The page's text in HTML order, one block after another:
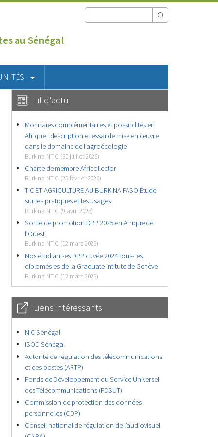
au Sénégal
Fil d'actu
Monnaies complémentaires et possibilités en
Afrique : description et essai de mise en œuvre
dans le domaine de l’agroécologie
Burkina NTIC (30 juillet 2026)
Charte de membre Africollector
Burkina NTIC (25 février 2026)
TIC ET AGRICULTURE AU BURKINA FASO Étude
sur les pratiques et les usages
Burkina NTIC (9 avril 2025)
Sortie de promotion DPP 2025 en Afrique de
l’Ouest
Burkina NTIC (12 mars 2025)
Nos étudiant-es DPP cuvée 2024 tous-tes
diplomés-es de la Graduate Intitute de Genève
Burkina NTIC (12 mars 2025)
Liens intéressants
NIC Sénégal
ISOC Sénégal
Autorité de régulation des télécommunications
et des postes (ARTP)
Fonds de Développement du Service Universel
des Télécommunications (FDSUT)
Commission de protection des données
personnelles (CDP)
Conseil national de régulation de l’audiovisuel